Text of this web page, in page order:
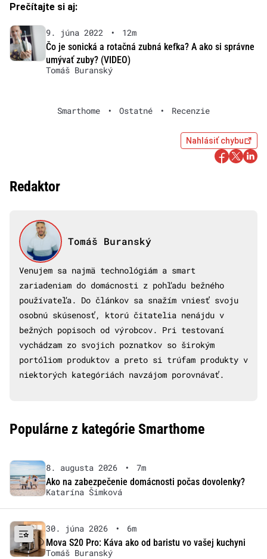
Prečítajte si aj:
9. júna 2022 •
12m
Čo je sonická a rotačná zubná kefka? A ako si správne
umývať zuby? (VIDEO)
Tomáš Buranský
Smarthome • Ostatné • Recenzie
Nahlásiť chybu
Redaktor
Tomáš Buranský
Venujem sa najmä technológiám a smart
zariadeniam do domácnosti z pohľadu bežného
používateľa. Do článkov sa snažím vniesť svoju
osobnú skúsenosť, ktorú čitatelia nenájdu v
bežných popisoch od výrobcov. Pri testovaní
vychádzam zo svojich poznatkov so širokým
portóliom produktov a preto si trúfam produkty v
niektorých kategóriách navzájom porovnávať.
Populárne z kategórie Smarthome
8. augusta 2026 •
7m
Ako na zabezpečenie domácnosti počas dovolenky?
Katarína Šimková
30. júna 2026 •
6m
Mova S20 Pro: Káva ako od baristu vo vašej kuchyni
Tomáš Buranský